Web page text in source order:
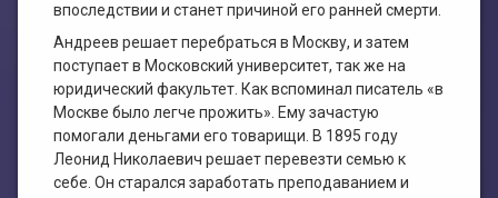
впоследствии и станет причиной его ранней смерти.
Андреев решает перебраться в Москву, и затем
поступает в Московский университет, так же на
юридический факультет. Как вспоминал писатель «в
Москве было легче прожить». Ему зачастую
помогали деньгами его товарищи. В 1895 году
Леонид Николаевич решает перевезти семью к
себе. Он старался заработать преподаванием и